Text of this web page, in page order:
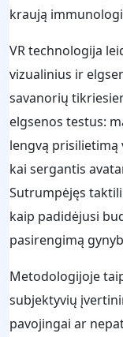
kraują
VR technologija
vizualinius ir
savanorių
elgsenos testus:
lengvą
kai sergantis
Sutrumpėjęs
kaip padidėjusi
pasirengimą
Metodologijoje
subjektyvių
pavojingai ar